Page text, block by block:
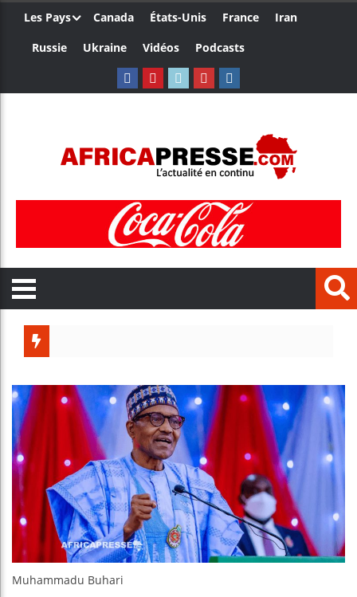
Les Pays Canada États-Unis France
Iran
Russie
Ukraine Vidéos Podcasts
Bénin
Aliko
Muhammadu Buhari